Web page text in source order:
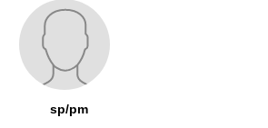
sp/pm